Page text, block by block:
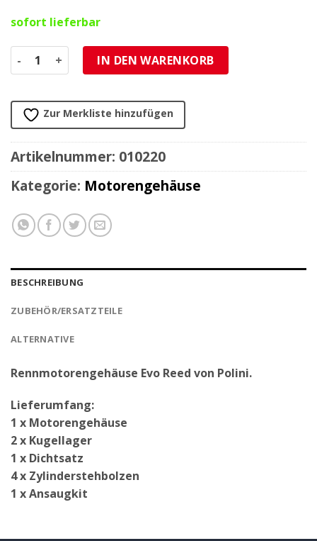
sofort lieferbar
Motorengehäuse Polini Evo Reed Kit Piaggio Ciao/SI Menge
IN DEN WARENKORB
Zur Merkliste hinzufügen
Artikelnummer: 010220
Kategorie: Motorengehäuse
BESCHREIBUNG
ZUBEHÖR/ERSATZTEILE
ALTERNATIVE
Rennmotorengehäuse Evo Reed von Polini.
Lieferumfang:
1 x Motorengehäuse
2 x Kugellager
1 x Dichtsatz
4 x Zylinderstehbolzen
1 x Ansaugkit